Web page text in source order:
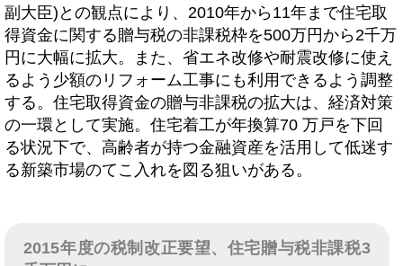
副大臣)との観点により、2010年から11年まで住宅取
得資金に関する贈与税の非課税枠を500万円から2千万
円に大幅に拡大。また、省エネ改修や耐震改修に使え
るよう少額のリフォーム工事にも利用できるよう調整
する。住宅取得資金の贈与非課税の拡大は、経済対策
の一環として実施。住宅着工が年換算70 万戸を下回
る状況下で、高齢者が持つ金融資産を活用して低迷す
る新築市場のてこ入れを図る狙いがある。
2015年度の税制改正要望、住宅贈与税非課税3